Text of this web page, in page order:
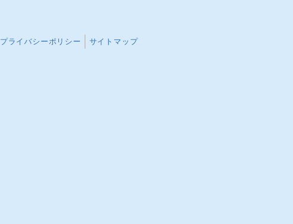
プライバシーポリシー サイトマップ